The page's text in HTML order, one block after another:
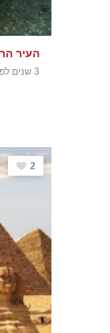
העיר
3 שנים לפני
2